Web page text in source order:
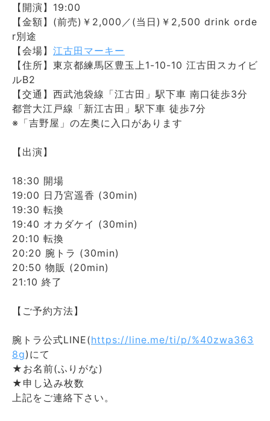
【開演】19:00
【金額】(前売)￥2,000／(当日)￥2,500 drink orde
r別途
【会場】 江古田マーキー
【住所】東京都練馬区豊玉上1-10-10 江古田スカイビ
ルB2
【交通】西武池袋線「江古田」駅下車 南口徒歩3分
都営大江戸線「新江古田」駅下車 徒歩7分
※「吉野屋」の左奥に入口があります
【出演】
18:30 開場
19:00 日乃宮遥香 (30min)
19:30 転換
19:40 オカダケイ (30min)
20:10 転換
20:20 腕トラ (30min)
20:50 物販 (20min)
21:10 終了
【ご予約方法】
腕トラ公式LINE(https://line.me/ti/p/%40zwa363
8g)にて
★お名前(ふりがな)
★申し込み枚数
上記をご連絡下さい。